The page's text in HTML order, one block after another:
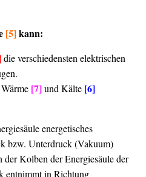
[5]kann:
die verschiedensten elektrischen
[7]und Kälte [6]
energetisches
bzw. Unterdruck (Vakuum)
der Kolben der Energiesäule der
entnimmt in Richtung